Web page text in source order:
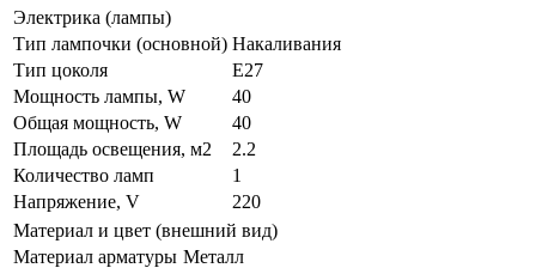
Электрика (лампы)
Тип лампочки (основной) Накаливания
Тип цоколя
E27
Мощность лампы, W
40
Общая мощность, W
40
Площадь освещения, м2
2.2
Количество ламп
1
Напряжение, V
220
Материал и цвет (внешний вид)
Материал арматуры Металл